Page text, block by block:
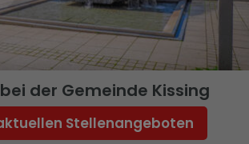
der Gemeinde Kissing
Stellenangeboten